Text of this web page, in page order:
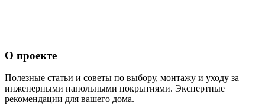
О проекте
Полезные статьи и советы по выбору, монтажу и уходу за
инженерными напольными покрытиями. Экспертные
рекомендации для вашего дома.